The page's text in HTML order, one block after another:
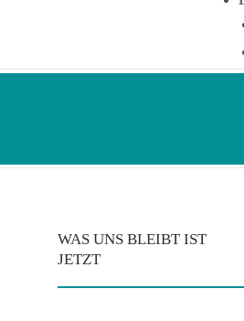
WAS UNS BLEIBT IST
JETZT